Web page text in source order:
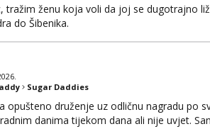
tražim ženu koja voli da joj se dugotrajno
do Šibenika.
Sugar Daddies
opušteno druženje uz odličnu nagradu po
danima tijekom dana ali nije uvjet.